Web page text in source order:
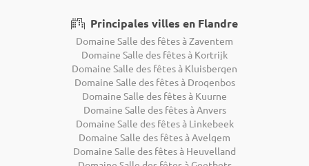
Principales villes en Flandre
Domaine Salle des fêtes à Zaventem
Domaine Salle des fêtes à Kortrijk
Domaine Salle des fêtes à Kluisbergen
Domaine Salle des fêtes à Drogenbos
Domaine Salle des fêtes à Kuurne
Domaine Salle des fêtes à Anvers
Domaine Salle des fêtes à Linkebeek
Domaine Salle des fêtes à Avelgem
Domaine Salle des fêtes à Heuvelland